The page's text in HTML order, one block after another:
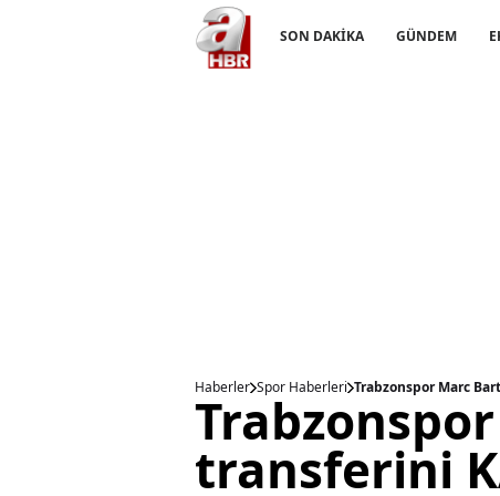
SON DAKİKA GÜNDEM
Haberler Spor Haberleri Trabzonspor Marc
transferini